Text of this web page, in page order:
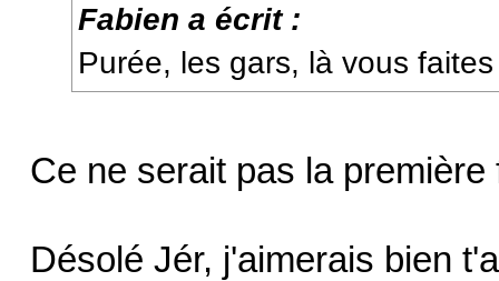
Fabien a écrit :
Purée, les gars, là vous
Ce ne serait pas la
Désolé Jér, j'aimerais bien